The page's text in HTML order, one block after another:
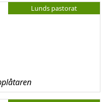
Lunds pastorat